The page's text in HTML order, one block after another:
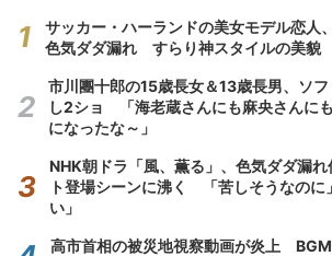
サッカー・ハーランドの美女モデル恋人
色気ダダ漏れ すらり神スタイルの美貌
市川團十郎の15歳長女＆13歳長男、ソ
し2ショ 「海老蔵さんにも麻央さんに
になったな～」
NHK朝ドラ「風、薫る」、色気ダダ漏
ト登場シーンに沸く 「苦しそうなのに
い」
高市首相の被災地視察動画が炎上